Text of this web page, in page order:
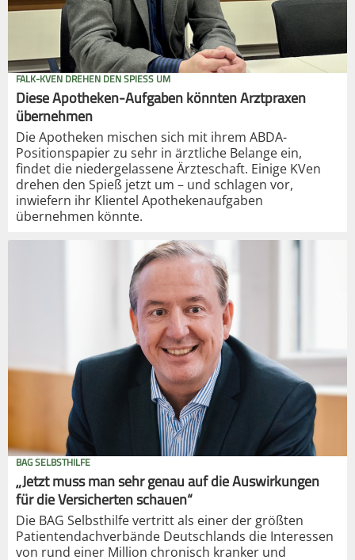
FALK-KVEN DREHEN DEN SPIESS UM
Diese Apotheken-Aufgaben könnten Arztpraxen
übernehmen
Die Apotheken mischen sich mit ihrem ABDA-
Positionspapier zu sehr in ärztliche Belange ein,
findet die niedergelassene Ärzteschaft. Einige KVen
drehen den Spieß jetzt um – und schlagen vor,
inwiefern ihr Klientel Apothekenaufgaben
übernehmen könnte.
BAG SELBSTHILFE
„Jetzt muss man sehr genau auf die Auswirkungen
für die Versicherten schauen“
Die BAG Selbsthilfe vertritt als einer der größten
Patientendachverbände Deutschlands die Interessen
von rund einer Million chronisch kranker und